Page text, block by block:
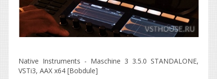
Native Instruments - Maschine 3 3.5.0 STANDALONE,
VSTi3, AAX x64 [Bobdule]